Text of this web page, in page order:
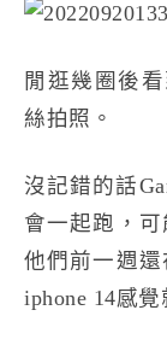
閒逛幾圈後
絲拍照。
沒記錯的話
會一起跑，
他們前一週
iphone 14感覺